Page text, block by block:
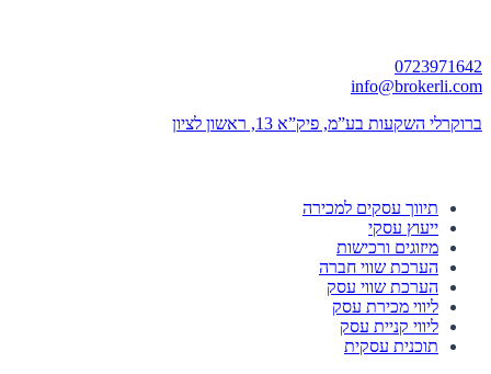
0723971642
info@brokerli.com
ברוקרלי השקעות בע”מ, פיק”א 13, ראשון לציון
תיווך עסקים למכירה
ייעוץ עסקי
מיזוגים ורכישות
הערכת שווי חברה
הערכת שווי עסק
ליווי מכירת עסק
ליווי קניית עסק
תוכנית עסקית